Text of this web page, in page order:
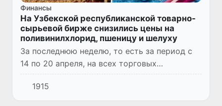
Финансы
На Узбекской республиканской товарно-
сырьевой бирже снизились цены на
поливинилхлорид, пшеницу и шелуху
За последнюю неделю, то есть за период с
14 по 20 апреля, на всех торговых
платформах АО «Узбекской республиканской
товарно-сырьевой биржи» было заключено
52 020 сделок, что на 8,0...
1915